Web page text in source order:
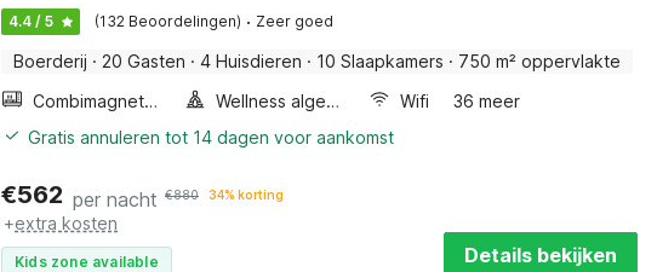
4.4 / 5 (132 Beoordelingen) · Zeer goed
Boerderij · 20 Gasten · 4 Huisdieren · 10 Slaapkamers · 750 m² oppervlakte
Combimagnetron
Wellness algemeen Wifi
36 meer
Gratis annuleren tot 14 dagen voor aankomst
€562 per nacht €880 34% korting
+extra kosten
Kids zone available Details bekijken